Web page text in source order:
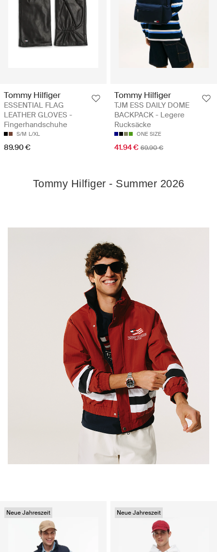
Tommy Hilfiger
ESSENTIAL FLAG
LEATHER GLOVES -
Fingerhandschuhe
S/M L/XL
89.90 €
Tommy Hilfiger
TJM ESS DAILY DOME
BACKPACK - Legere
Rucksäcke
ONE SIZE
41.94 € 69.90 €
Neue Jahreszeit Neue Jahreszeit
Tommy Hilfiger - Summer 2026